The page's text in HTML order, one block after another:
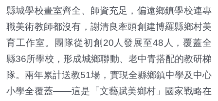
縣城學校畫室齊全、師資充足，偏遠鄉鎮學校連專
職美術教師都沒有，謝清良牽頭創建博羅縣鄉村美
育工作室。團隊從初創20人發展至48人，覆蓋全
縣36所學校，形成城鄉聯動、老中青搭配的教研梯
隊。兩年累計送教51場，實現全縣鄉鎮中學及中心
小學全覆蓋——這是「文藝賦美鄉村」國家戰略在